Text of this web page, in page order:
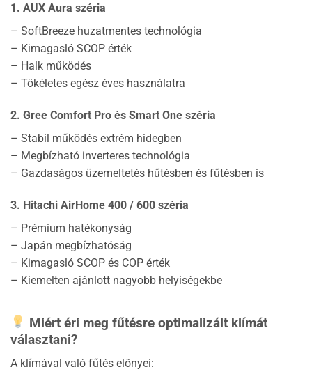
1. AUX Aura széria
– SoftBreeze huzatmentes technológia
– Kimagasló SCOP érték
– Halk működés
– Tökéletes egész éves használatra
2. Gree Comfort Pro és Smart One széria
– Stabil működés extrém hidegben
– Megbízható inverteres technológia
– Gazdaságos üzemeltetés hűtésben és fűtésben is
3. Hitachi AirHome 400 / 600 széria
– Prémium hatékonyság
– Japán megbízhatóság
– Kimagasló SCOP és COP érték
– Kiemelten ajánlott nagyobb helyiségekbe
Miért éri meg fűtésre optimalizált klímát
választani?
A klímával való fűtés előnyei: